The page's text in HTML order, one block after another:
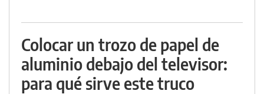
Colocar un trozo de papel de
aluminio debajo del televisor:
para qué sirve este truco